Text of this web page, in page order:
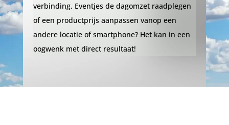
verbinding. Eventjes de dagomzet raadplegen
of een productprijs aanpassen vanop een
andere locatie of smartphone? Het kan in een
oogwenk met direct resultaat!